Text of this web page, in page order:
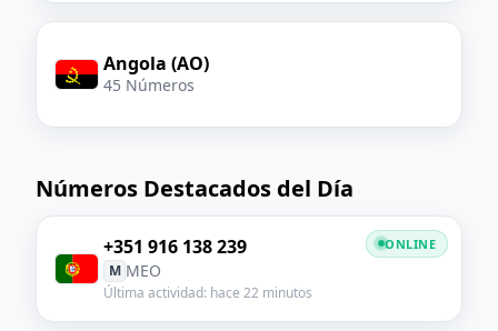
Angola (AO)
45 Números
Números Destacados del Día
+351 916 138 239
M MEO
Última actividad: hace 22 minutos
ONLINE